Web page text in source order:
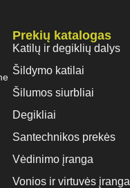
Prekių katalogas
Katilų ir degiklių dalys
Šildymo katilai
Šilumos siurbliai
Degikliai
Santechnikos prekės
Vėdinimo įranga
Vonios ir virtuvės įranga